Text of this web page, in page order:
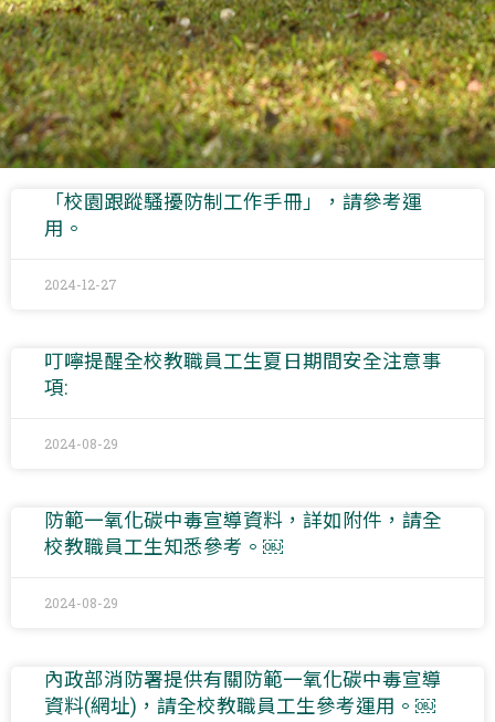
「校園跟蹤騷擾防制工作手冊」，請參考運
用。
2024-12-27
叮嚀提醒全校教職員工生夏日期間安全注意事
項:
2024-08-29
防範一氧化碳中毒宣導資料，詳如附件，請全
校教職員工生知悉參考。￼
2024-08-29
內政部消防署提供有關防範一氧化碳中毒宣導
資料(網址)，請全校教職員工生參考運用。￼